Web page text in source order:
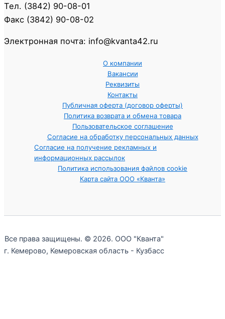
Тел. (3842) 90-08-01
Факс (3842) 90-08-02
Электронная почта: info@kvanta42.ru
О компании
Вакансии
Реквизиты
Контакты
Публичная оферта (договор оферты)
Политика возврата и обмена товара
Пользовательское соглашение
Согласие на обработку персональных данных
Согласие на получение рекламных и
информационных рассылок
Политика использования файлов cookie
Карта сайта ООО «Кванта»
Все права защищены. © 2026. ООО "Кванта"
г. Кемерово, Кемеровская область - Кузбасс